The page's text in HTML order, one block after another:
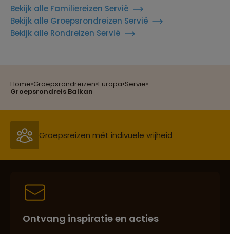
Home•Groepsrondreizen•Europa•Servië•
Groepsrondreis Balkan
Bekijk alle Familiereizen Servië
Bekijk alle Groepsrondreizen Servië
Bekijk alle Rondreizen Servië
Reizen met oog voor mens, cultuur en milieu
Groepsreizen mét indivuele vrijheid
Persoonlijk en deskundig reisadvies
Best beoordeelde reisroutes
Ontvang inspiratie en acties